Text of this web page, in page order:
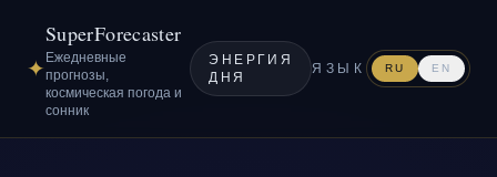
✦
SuperForecaster
Ежедневные
прогнозы,
космическая погода и
сонник
ЭНЕРГИЯ
ДНЯ
ЯЗЫК RU EN